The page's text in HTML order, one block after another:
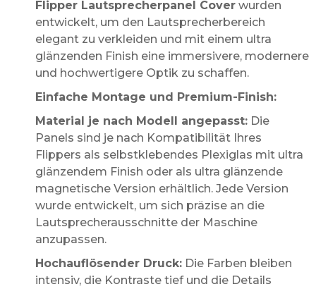
Flipper Lautsprecherpanel Cover wurden
entwickelt, um den Lautsprecherbereich
elegant zu verkleiden und mit einem ultra
glänzenden Finish eine immersivere, modernere
und hochwertigere Optik zu schaffen.
Einfache Montage und Premium-Finish:
Material je nach Modell angepasst: Die
Panels sind je nach Kompatibilität Ihres
Flippers als selbstklebendes Plexiglas mit ultra
glänzendem Finish oder als ultra glänzende
magnetische Version erhältlich. Jede Version
wurde entwickelt, um sich präzise an die
Lautsprecherausschnitte der Maschine
anzupassen.
Hochauflösender Druck: Die Farben bleiben
intensiv, die Kontraste tief und die Details